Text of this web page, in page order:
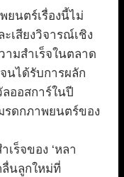
ยนตร์เรื่องนี้ไม่
เสียงวิจารณ์เชิง
ามสำเร็จในตลาด
นได้รับการผลัก
ออสการ์ในปี
รดกภาพยนตร์ของ
เร็จของ ‘หลา
ลื่นลูกใหม่ที่